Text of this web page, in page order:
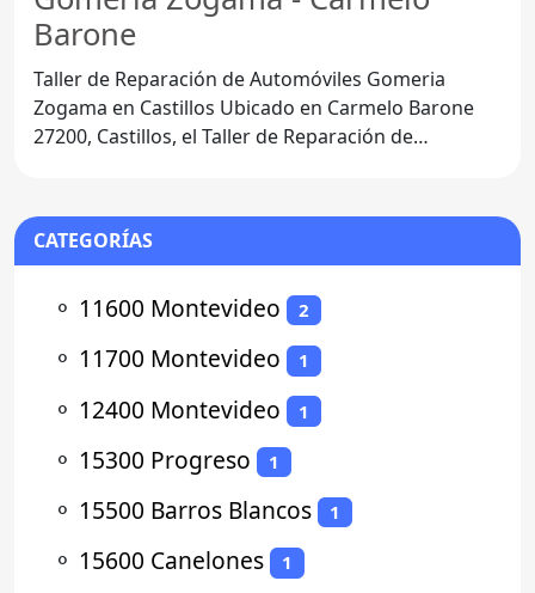
Barone
Taller de Reparación de Automóviles Gomeria
Zogama en Castillos Ubicado en Carmelo Barone
27200, Castillos, el Taller de Reparación de
CATEGORÍAS
⚬ 11600 Montevideo 2
⚬ 11700 Montevideo 1
⚬ 12400 Montevideo 1
⚬ 15300 Progreso 1
⚬ 15500 Barros Blancos 1
⚬ 15600 Canelones 1